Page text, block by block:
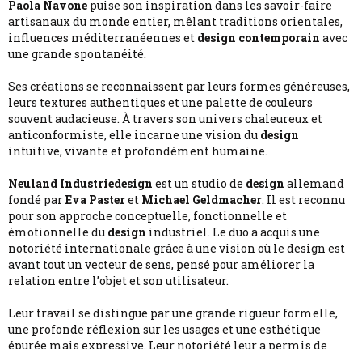
Paola Navone puise son inspiration dans les savoir-faire
artisanaux du monde entier, mêlant traditions orientales,
influences méditerranéennes et design contemporain avec
une grande spontanéité.
Ses créations se reconnaissent par leurs formes généreuses,
leurs textures authentiques et une palette de couleurs
souvent audacieuse. À travers son univers chaleureux et
anticonformiste, elle incarne une vision du design
intuitive, vivante et profondément humaine.
Neuland Industriedesign est un studio de design allemand
fondé parEva Pasteret Michael Geldmacher. Il est reconnu
pour son approche conceptuelle, fonctionnelle et
émotionnelle du design industriel. Le duo a acquis une
notoriété internationale grâce à une vision où le design est
avant tout un vecteur de sens, pensé pour améliorer la
relation entre l’objet et son utilisateur.
Leur travail se distingue par une grande rigueur formelle,
une profonde réflexion sur les usages et une esthétique
épurée mais expressive. Leur notoriété leur a permis de